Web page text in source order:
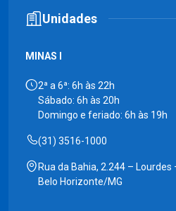
Unidades
MINAS I
2ª a 6ª: 6h às 22h
Sábado: 6h às 20h
Domingo e feriado: 6h às 19h
(31) 3516-1000
Rua da Bahia, 2.244 – Lourdes
Belo Horizonte/MG